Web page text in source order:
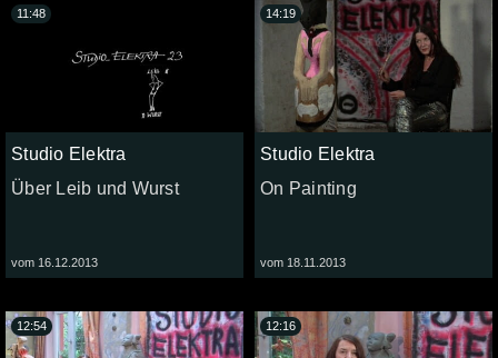
Studio Elektra
Über Leib und Wurst
vom 16.12.2013
11:48
Studio Elektra
On Painting
vom 18.11.2013
14:19
12:54 12:16